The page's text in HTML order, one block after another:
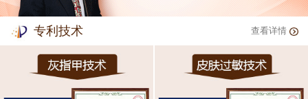
专利技术 查看详情